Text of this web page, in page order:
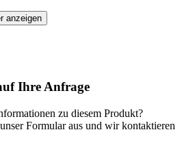
anzeigen
Ihre Anfrage
zu diesem Produkt?
Formular aus und wir kontaktieren